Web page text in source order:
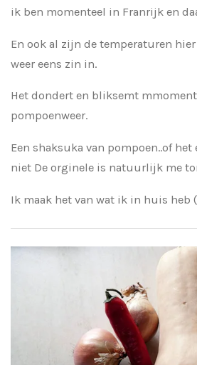
ik ben momenteel in Franrijk en
En ook al zijn de temperaturen
weer eens zin in.
Het dondert en bliksemt
pompoenweer.
Een shaksuka van pompoen..of
niet De orginele is natuurlijk me
Ik maak het van wat ik in huis heb